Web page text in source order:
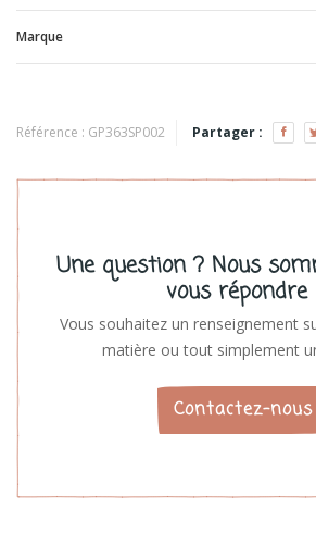
Marque
Voir les produits
Référence : GP363SP002 Partager :
Une question ? Nous
vous répondre
Vous souhaitez un renseignement
matière ou tout simplement
Contactez-nous